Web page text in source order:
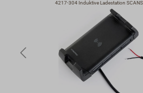
4217-304 Induktive Ladestation